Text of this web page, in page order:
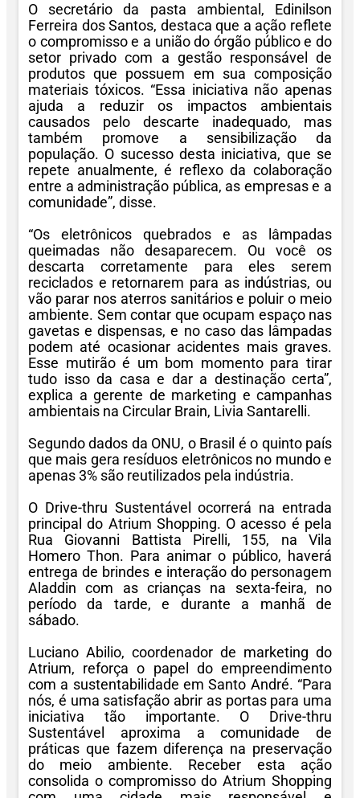
O secretário da pasta ambiental, Edinilson
Ferreira dos Santos, destaca que a ação reflete
o compromisso e a união do órgão público e do
setor privado com a gestão responsável de
produtos que possuem em sua composição
materiais tóxicos. “Essa iniciativa não apenas
ajuda a reduzir os impactos ambientais
causados pelo descarte inadequado, mas
também promove a sensibilização da
população. O sucesso desta iniciativa, que se
repete anualmente, é reflexo da colaboração
entre a administração pública, as empresas e a
comunidade”, disse.
“Os eletrônicos quebrados e as lâmpadas
queimadas não desaparecem. Ou você os
descarta corretamente para eles serem
reciclados e retornarem para as indústrias, ou
vão parar nos aterros sanitários e poluir o meio
ambiente. Sem contar que ocupam espaço nas
gavetas e dispensas, e no caso das lâmpadas
podem até ocasionar acidentes mais graves.
Esse mutirão é um bom momento para tirar
tudo isso da casa e dar a destinação certa”,
explica a gerente de marketing e campanhas
ambientais na Circular Brain, Livia Santarelli.
Segundo dados da ONU, o Brasil é o quinto país
que mais gera resíduos eletrônicos no mundo e
apenas 3% são reutilizados pela indústria.
O Drive-thru Sustentável ocorrerá na entrada
principal do Atrium Shopping. O acesso é pela
Rua Giovanni Battista Pirelli, 155, na Vila
Homero Thon. Para animar o público, haverá
entrega de brindes e interação do personagem
Aladdin com as crianças na sexta-feira, no
período da tarde, e durante a manhã de
sábado.
Luciano Abilio, coordenador de marketing do
Atrium, reforça o papel do empreendimento
com a sustentabilidade em Santo André. “Para
nós, é uma satisfação abrir as portas para uma
iniciativa tão importante. O Drive-thru
Sustentável aproxima a comunidade de
práticas que fazem diferença na preservação
do meio ambiente. Receber esta ação
consolida o compromisso do Atrium Shopping